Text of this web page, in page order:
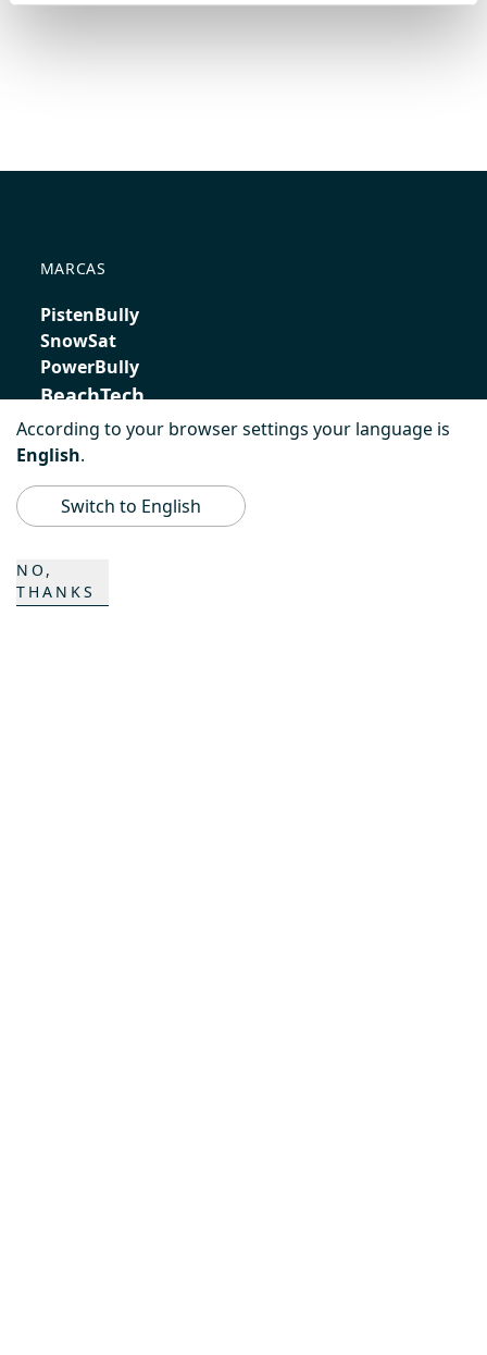
MARCAS
PistenBully
SnowSat
PowerBully
BeachTech
ProAcademy
CONTACTO
According to your browser settings your language is
English.
NO,
THANKS
Switch to English